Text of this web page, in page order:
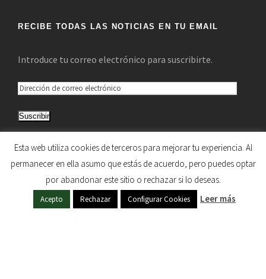
RECIBE TODAS LAS NOTICIAS EN TU EMAIL
Introduce tu correo electrónico para suscribirte.
D
r
e
c
c
Suscribir
Únete a otros 5.033 suscriptores
HERMANDAD DE NUESTRA SEÑORA DEL SOL © 1997
- 2020. TODOS LOS DERECHOS RESERVADOS
Esta web utiliza cookies de terceros para mejorar tu experiencia. Al
permanecer en ella asumo que estás de acuerdo, pero puedes optar
por abandonar este sitio o rechazar si lo deseas.
Acepto Rechazar Configurar Cookies Leer más